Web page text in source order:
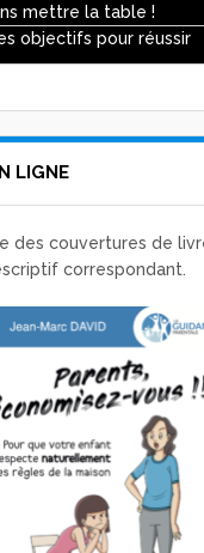
mettre la table !
objectifs pour réussir
LIGNE
des couvertures de
correspondant.